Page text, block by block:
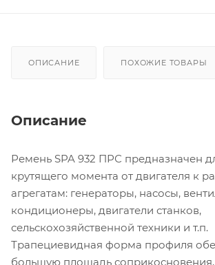
ОПИСАНИЕ ПОХОЖИЕ ТОВАРЫ
Описание
Ремень SPA 932 ПРС предназначен
крутящего момента от двигателя к
агрегатам: генераторы, насосы,
кондиционеры, двигатели станков,
сельскохозяйственной техники и т.п.
Трапециевидная форма профиля
большую площадь